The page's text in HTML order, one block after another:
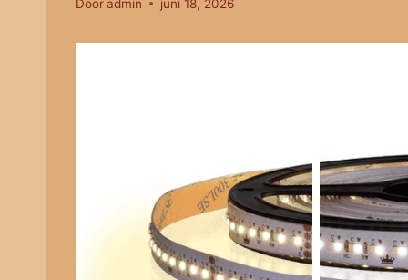
Dooradmin juni 18, 2026